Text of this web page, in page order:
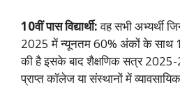
10वीं पास विद्यार्थी:वह सभी अभ्यर्थी
2025 में न्यूनतम 60% अंकों के साथ
की है इसके बाद शैक्षणिक सत्र 2025-
प्राप्त कॉलेज या संस्थानों में